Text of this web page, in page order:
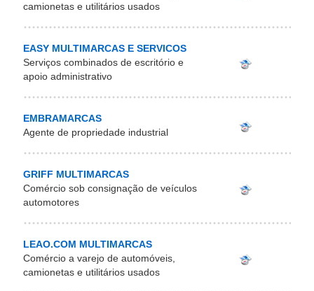
camionetas e utilitários usados
EASY MULTIMARCAS E SERVICOS
Serviços combinados de escritório e
apoio administrativo
EMBRAMARCAS
Agente de propriedade industrial
GRIFF MULTIMARCAS
Comércio sob consignação de veículos
automotores
LEAO.COM MULTIMARCAS
Comércio a varejo de automóveis,
camionetas e utilitários usados